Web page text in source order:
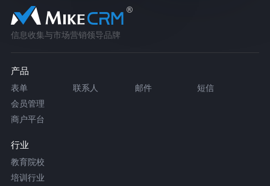
信息收集与市场营销领导品牌
产品
表单 联系人 邮件
短信
会员管理
商户平台
行业
教育院校
培训行业